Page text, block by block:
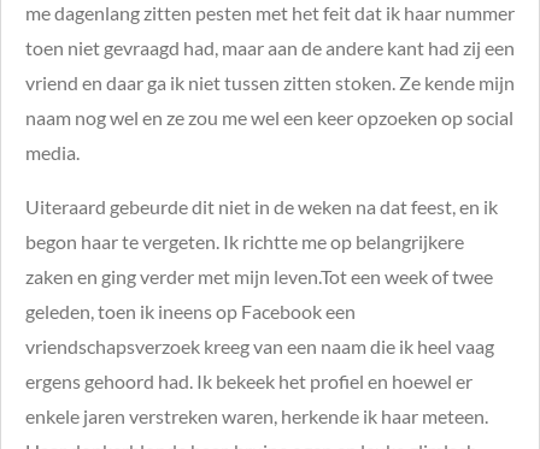
me dagenlang zitten pesten met het feit dat ik haar nummer
toen niet gevraagd had, maar aan de andere kant had zij een
vriend en daar ga ik niet tussen zitten stoken. Ze kende mijn
naam nog wel en ze zou me wel een keer opzoeken op social
media.
Uiteraard gebeurde dit niet in de weken na dat feest, en ik
begon haar te vergeten. Ik richtte me op belangrijkere
zaken en ging verder met mijn leven.Tot een week of twee
geleden, toen ik ineens op Facebook een
vriendschapsverzoek kreeg van een naam die ik heel vaag
ergens gehoord had. Ik bekeek het profiel en hoewel er
enkele jaren verstreken waren, herkende ik haar meteen.